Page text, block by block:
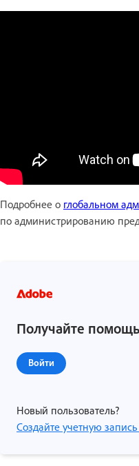
Подробнее о глобальном
по администрированию
Получайте
Войти
Новый пользователь?
Создайте учетную запись